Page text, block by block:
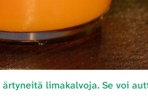
limakalvoja. Se voi